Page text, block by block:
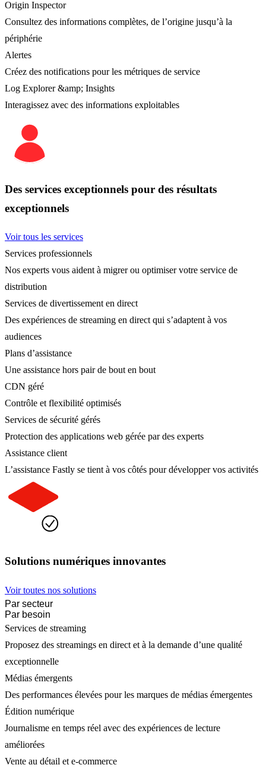
Origin Inspector
Consultez des informations complètes, de l’origine jusqu’à la
périphérie
Alertes
Créez des notifications pour les métriques de service
Log Explorer &amp; Insights
Interagissez avec des informations exploitables
Des services exceptionnels pour des résultats
exceptionnels
Voir tous les services
Services professionnels
Nos experts vous aident à migrer ou optimiser votre service de
distribution
Services de divertissement en direct
Des expériences de streaming en direct qui s’adaptent à vos
audiences
Plans d’assistance
Une assistance hors pair de bout en bout
CDN géré
Contrôle et flexibilité optimisés
Services de sécurité gérés
Protection des applications web gérée par des experts
Assistance client
L’assistance Fastly se tient à vos côtés pour développer vos activités
Solutions numériques innovantes
Voir toutes nos solutions
Par secteur
Par besoin
Services de streaming
Proposez des streamings en direct et à la demande d’une qualité
exceptionnelle
Médias émergents
Des performances élevées pour les marques de médias émergentes
Édition numérique
Journalisme en temps réel avec des expériences de lecture
améliorées
Vente au détail et e-commerce